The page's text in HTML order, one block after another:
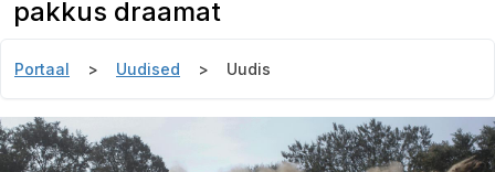
pakkus draamat
Portaal Uudised Uudis